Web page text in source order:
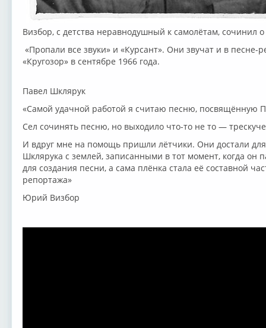
Визбор, с детства неравнодушный к самолётам, сочинил
«Пропали все звуки» и «Курсант». Они звучат и в
«Кругозор» в сентябре 1966 года.
Павел Шклярук
«Самой удачной работой я считаю песню, посвящённую
Сел сочинять песню, но выходило что-то не то —
И вдруг мне на помощь пришли лётчики. Они достали
Шклярука с землей, записанными в тот момент, когда
для создания песни, а сама плёнка стала её составной
репортажа»
Юрий Визбор